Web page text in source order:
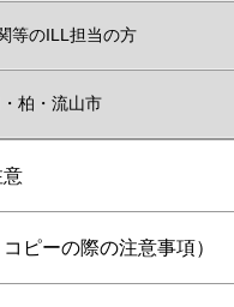
等のILL担当の方
柏・流山市
意
ピーの際の注意事項）